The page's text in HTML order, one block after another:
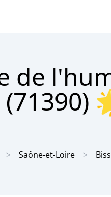
de
Saône-et-Loire